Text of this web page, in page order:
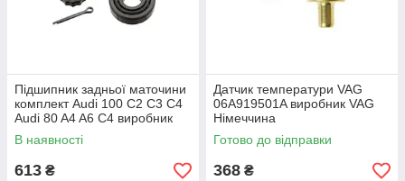
Підшипник задньої маточини
комплект Audi 100 C2 C3 C4
Audi 80 A4 A6 C4 виробник
FAG
В наявності
613 ₴
Датчик температури VAG
06A919501A виробник VAG
Німеччина
Готово до відправки
368 ₴